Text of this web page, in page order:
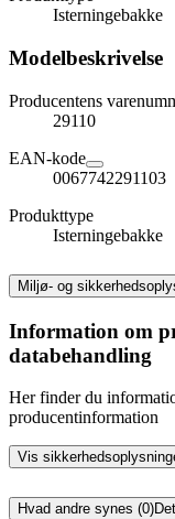
Isterningebakke
Modelbeskrivelse
Producentens
29110
EAN-kode
0067742291103
Produkttype
Isterningebakke
Miljø- og
Information om
databehandling
Her finder du
producentinformation
Vis
Hvad andre synes (0)